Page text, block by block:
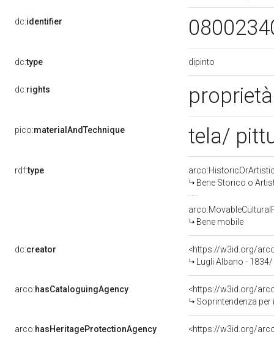
dc:identifier
dc:type dipinto
dc:rights
pico:materialAndTechnique tela/
rdf:type
Bene Storico o
Bene mobile
dc:creator
<https://w3id.org/
Lugli Albano -
arco:hasCataloguingAgency
<https://w3id.org/
Soprintendenza per
arco:hasHeritageProtectionAgency
<https://w3id.org/